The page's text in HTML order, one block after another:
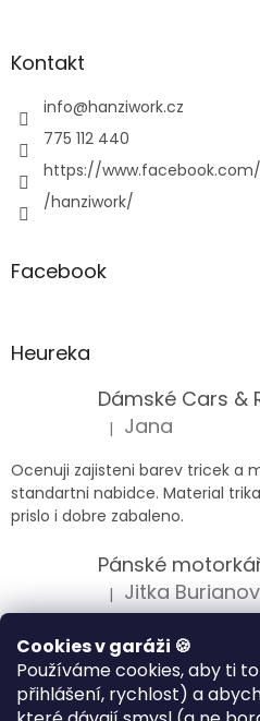
Cookies v garáži 🍪
Používáme cookies, aby ti
přihlášení, rychlost) a
Kontakt
info@hanziwork.cz
775 112 440
https://
/hanziwork/
Facebook
Heureka
Hodnocení produktu
| Jana
Ocenuji zajisteni barev tricek a
standartni nabidce. Material
prislo i dobre zabaleno.
Hodnocení produktu
| Jitka
Splnil očekávání na jedničku
| Klára